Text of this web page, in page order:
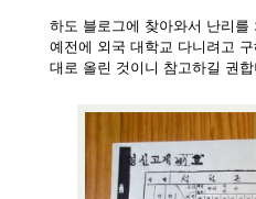
하도 블로그에 찾아와서 난리
예전에 외국 대학교 다니려고
대로 올린 것이니 참고하길 권